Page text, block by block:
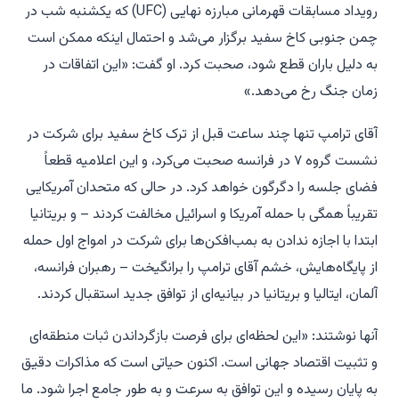
رویداد مسابقات قهرمانی مبارزه نهایی (UFC) که یکشنبه شب در
چمن جنوبی کاخ سفید برگزار می‌شد و احتمال اینکه ممکن است
به دلیل باران قطع شود، صحبت کرد. او گفت: «این اتفاقات در
زمان جنگ رخ می‌دهد.»
آقای ترامپ تنها چند ساعت قبل از ترک کاخ سفید برای شرکت در
نشست گروه ۷ در فرانسه صحبت می‌کرد، و این اعلامیه قطعاً
فضای جلسه را دگرگون خواهد کرد. در حالی که متحدان آمریکایی
تقریباً همگی با حمله آمریکا و اسرائیل مخالفت کردند – و بریتانیا
ابتدا با اجازه ندادن به بمب‌افکن‌ها برای شرکت در امواج اول حمله
از پایگاه‌هایش، خشم آقای ترامپ را برانگیخت – رهبران فرانسه،
آلمان، ایتالیا و بریتانیا در بیانیه‌ای از توافق جدید استقبال کردند.
آنها نوشتند: «این لحظه‌ای برای فرصت بازگرداندن ثبات منطقه‌ای
و تثبیت اقتصاد جهانی است. اکنون حیاتی است که مذاکرات دقیق
به پایان رسیده و این توافق به سرعت و به طور جامع اجرا شود. ما